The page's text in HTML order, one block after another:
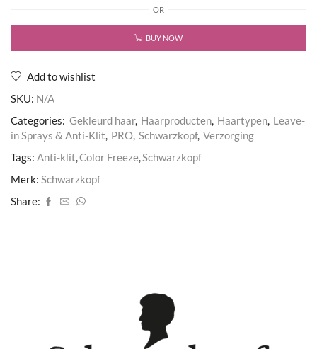
Spray
aantal
OR
BUY NOW
Add to wishlist
SKU: N/A
Categories: Gekleurd haar, Haarproducten, Haartypen, Leave-
in Sprays & Anti-Klit, PRO, Schwarzkopf, Verzorging
Tags: Anti-klit,Color Freeze,Schwarzkopf
Merk: Schwarzkopf
Share: